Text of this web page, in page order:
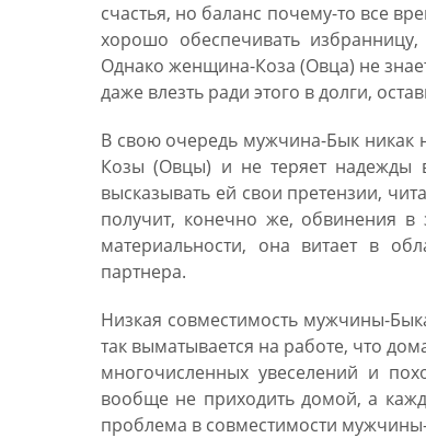
счастья, но баланс почему-то все
хорошо обеспечивать
Однако женщина-Коза (Овца) не
даже влезть ради этого в долги,
В свою очередь мужчина-Бык никак
Козы (Овцы) и не теряет надежды
высказывать ей свои претензии,
получит, конечно же, обвинения в
материальности, она витает в
партнера.
Низкая совместимость мужчины-
так выматывается на работе, что
многочисленных увеселений и
вообще не приходить домой, а
проблема в совместимости